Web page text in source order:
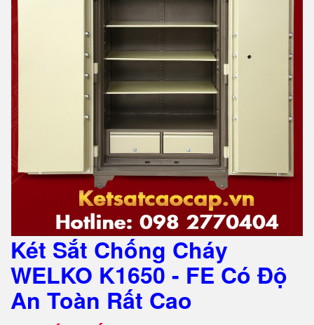
Két Sắt Chống Cháy
WELKO K1650 - FE Có Độ
An Toàn Rất Cao